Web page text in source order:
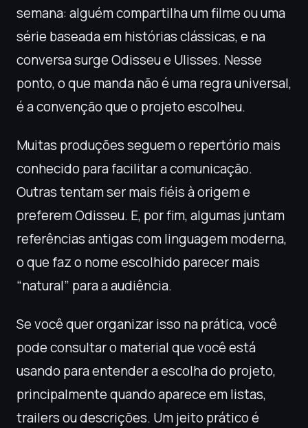
semana: alguém compartilha um filme ou uma
série baseada em histórias clássicas, e na
conversa surge Odisseu e Ulisses. Nesse
ponto, o que manda não é uma regra universal,
é a convenção que o projeto escolheu.
Muitas produções seguem o repertório mais
conhecido para facilitar a comunicação.
Outras tentam ser mais fiéis à origem e
preferem Odisseu. E, por fim, algumas juntam
referências antigas com linguagem moderna,
o que faz o nome escolhido parecer mais
“natural” para a audiência.
Se você quer organizar isso na prática, você
pode consultar o material que você está
usando para entender a escolha do projeto,
principalmente quando aparece em listas,
trailers ou descrições. Um jeito prático é